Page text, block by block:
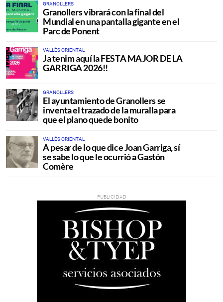
GRANOLLERS
Granollers vibrará con la final del
Mundial en una pantalla gigante en el
Parc de Ponent
VALLÉS ORIENTAL
Ja tenim aquí la FESTA MAJOR DE LA
GARRIGA 2026!!
GRANOLLERS
El ayuntamiento de Granollers se
inventa el trazado de la muralla para
que el plano quede bonito
VALLÉS ORIENTAL
A pesar de lo que dice Joan Garriga, sí
se sabe lo que le ocurrió a Gastón
Comère